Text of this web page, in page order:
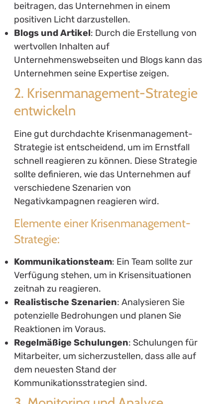
beitragen, das Unternehmen in einem
positiven Licht darzustellen.
Blogs und Artikel: Durch die Erstellung von
wertvollen Inhalten auf
Unternehmenswebseiten und Blogs kann das
Unternehmen seine Expertise zeigen.
2. Krisenmanagement-Strategie
entwickeln
Eine gut durchdachte Krisenmanagement-
Strategie ist entscheidend, um im Ernstfall
schnell reagieren zu können. Diese Strategie
sollte definieren, wie das Unternehmen auf
verschiedene Szenarien von
Negativkampagnen reagieren wird.
Elemente einer Krisenmanagement-
Strategie:
Kommunikationsteam: Ein Team sollte zur
Verfügung stehen, um in Krisensituationen
zeitnah zu reagieren.
Realistische Szenarien: Analysieren Sie
potenzielle Bedrohungen und planen Sie
Reaktionen im Voraus.
Regelmäßige Schulungen: Schulungen für
Mitarbeiter, um sicherzustellen, dass alle auf
dem neuesten Stand der
Kommunikationsstrategien sind.